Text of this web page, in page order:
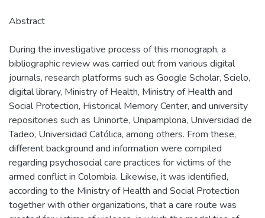
Abstract
During the investigative process of this monograph, a
bibliographic review was carried out from various digital
journals, research platforms such as Google Scholar, Scielo,
digital library, Ministry of Health, Ministry of Health and
Social Protection, Historical Memory Center, and university
repositories such as Uninorte, Unipamplona, Universidad de
Tadeo, Universidad Católica, among others. From these,
different background and information were compiled
regarding psychosocial care practices for victims of the
armed conflict in Colombia. Likewise, it was identified,
according to the Ministry of Health and Social Protection
together with other organizations, that a care route was